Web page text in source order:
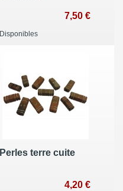
7,50 €
Disponibles
Perles terre cuite
4,20 €